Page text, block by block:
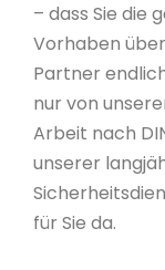
– dass Sie die
Vorhaben
Partner
nur von
Arbeit nach
unserer
für Sie da.